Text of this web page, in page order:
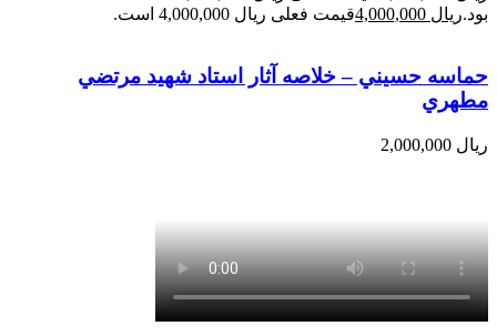
بود.ریال قیمت فعلی ریال 4,000,000 است.
حماسه حسيني – خلاصه آثار استاد شهيد مرتضي
مطهري
ریال